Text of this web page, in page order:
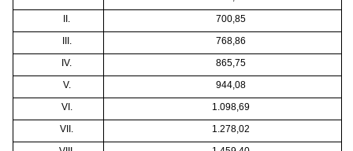
II.
700,85
III.
768,86
IV.
865,75
V.
944,08
VI.
1.098,69
VII.
1.278,02